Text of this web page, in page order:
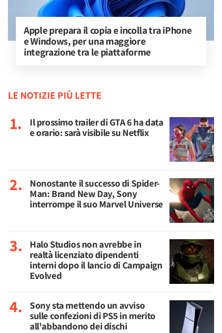
Apple prepara il copia e incolla tra iPhone
e Windows, per una maggiore
integrazione tra le piattaforme
LE NOTIZIE PIÙ LETTE
Il prossimo trailer di GTA 6 ha data
e orario: sarà visibile su Netflix
Nonostante il successo di Spider-
Man: Brand New Day, Sony
interrompe il suo Marvel Universe
Halo Studios non avrebbe in
realtà licenziato dipendenti
interni dopo il lancio di Campaign
Evolved
Sony sta mettendo un avviso
sulle confezioni di PS5 in merito
all'abbandono dei dischi